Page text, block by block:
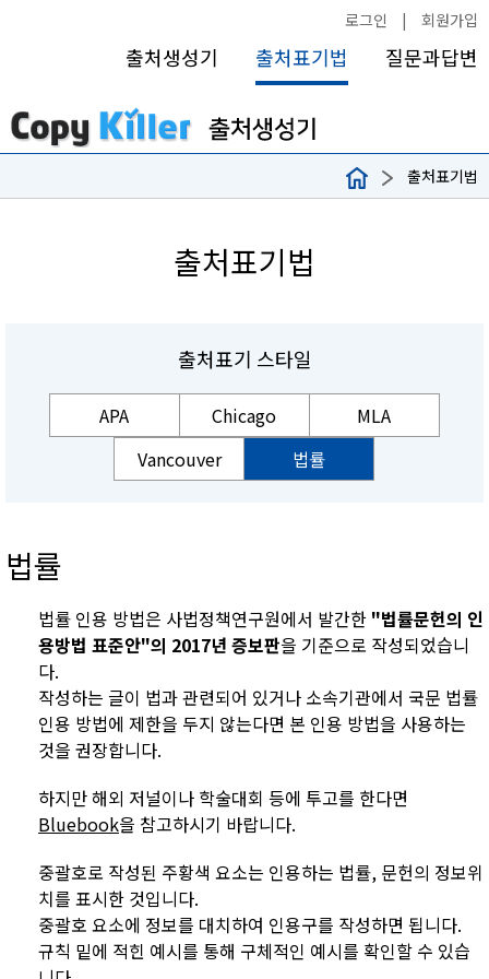
로그인 | 회원가입
출처생성기 출처표기법 질문과답변
출처표기법
출처표기법
출처표기 스타일
APA Chicago
MLA
Vancouver
법률
법률
법률 인용 방법은 사법정책연구원에서 발간한 "법률문헌의 인
용방법 표준안"의 2017년 증보판을 기준으로 작성되었습니
다.
작성하는 글이 법과 관련되어 있거나 소속기관에서 국문 법률
인용 방법에 제한을 두지 않는다면 본 인용 방법을 사용하는
것을 권장합니다.
하지만 해외 저널이나 학술대회 등에 투고를 한다면
Bluebook을 참고하시기 바랍니다.
중괄호로 작성된 주황색 요소는 인용하는 법률, 문헌의 정보위
치를 표시한 것입니다.
중괄호 요소에 정보를 대치하여 인용구를 작성하면 됩니다.
규칙 밑에 적힌 예시를 통해 구체적인 예시를 확인할 수 있습